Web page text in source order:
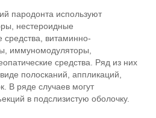
пародонта используют
нестероидные
средства, витаминно-
иммуномодуляторы,
средства. Ряд из них
полосканий, аппликаций,
В ряде случаев могут
в подслизистую оболочку.